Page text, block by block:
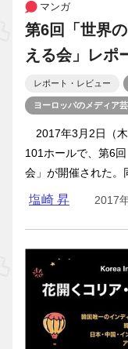
マンガ
第6回「世界
える会」レポ
レポート・レビュー
ヨーロッパのメディア
2017年3月2日（木
101ホールで、第6
会」が開催された。
塩崎 昇 2017